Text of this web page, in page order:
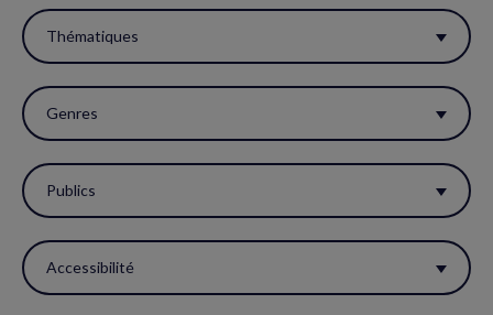
pour
réactualiser
la
page.
Thématiques
Genres
Publics
Accessibilité